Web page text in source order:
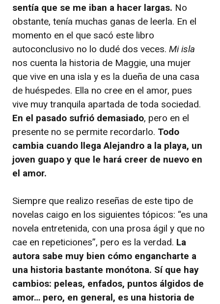
sentía que se me iban a hacer largas. No
obstante, tenía muchas ganas de leerla. En el
momento en el que sacó este libro
autoconclusivo no lo dudé dos veces. Mi isla
nos cuenta la historia de Maggie, una mujer
que vive en una isla y es la dueña de una casa
de huéspedes. Ella no cree en el amor, pues
vive muy tranquila apartada de toda sociedad.
En el pasado sufrió demasiado, pero en el
presente no se permite recordarlo. Todo
cambia cuando llega Alejandro a la playa, un
joven guapo y que le hará creer de nuevo en
el amor.
Siempre que realizo reseñas de este tipo de
novelas caigo en los siguientes tópicos: “es una
novela entretenida, con una prosa ágil y que no
cae en repeticiones”, pero es la verdad. La
autora sabe muy bien cómo engancharte a
una historia bastante monótona. Sí que hay
cambios: peleas, enfados, puntos álgidos de
amor… pero, en general, es una historia de